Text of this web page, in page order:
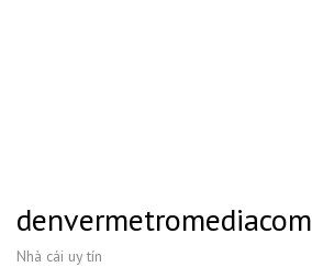
denvermetromediacom
Nhà cái uy tín